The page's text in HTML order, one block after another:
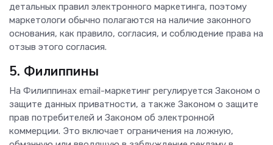
детальных правил электронного маркетинга, поэтому
маркетологи обычно полагаются на наличие законного
основания, как правило, согласия, и соблюдение права на
отзыв этого согласия.
5. Филиппины
На Филиппинах email-маркетинг регулируется Законом о
защите данных приватности, а также Законом о защите
прав потребителей и Законом об электронной
коммерции. Это включает ограничения на ложную,